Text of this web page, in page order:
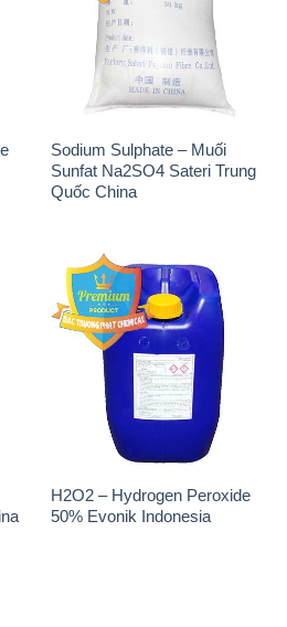
Sodium Sulphate – Muối
Sunfat Na2SO4 Sateri Trung
Quốc China
H2O2 – Hydrogen Peroxide
50% Evonik Indonesia